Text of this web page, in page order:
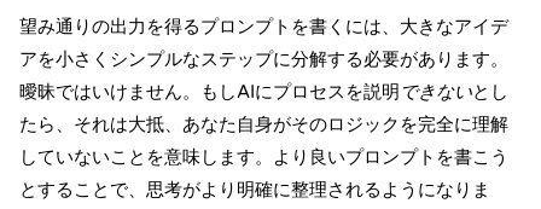
望み通りの出力を得るプロンプトを書くには、大きなアイデ
アを小さくシンプルなステップに分解する必要があります。
曖昧ではいけません。もしAIにプロセスを説明 できないとし
たら、それは大抵、あなた自身がそのロジックを完全に理解
していないことを意味します。より良いプロンプトを書こう
とすることで、思考がより明確に整理されるようになりま